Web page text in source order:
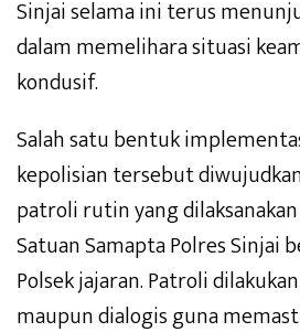
Sinjai selama ini terus
dalam memelihara situasi
kondusif.
Salah satu bentuk
kepolisian tersebut
patroli rutin yang
Satuan Samapta Polres Sinjai
Polsek jajaran. Patroli
maupun dialogis guna